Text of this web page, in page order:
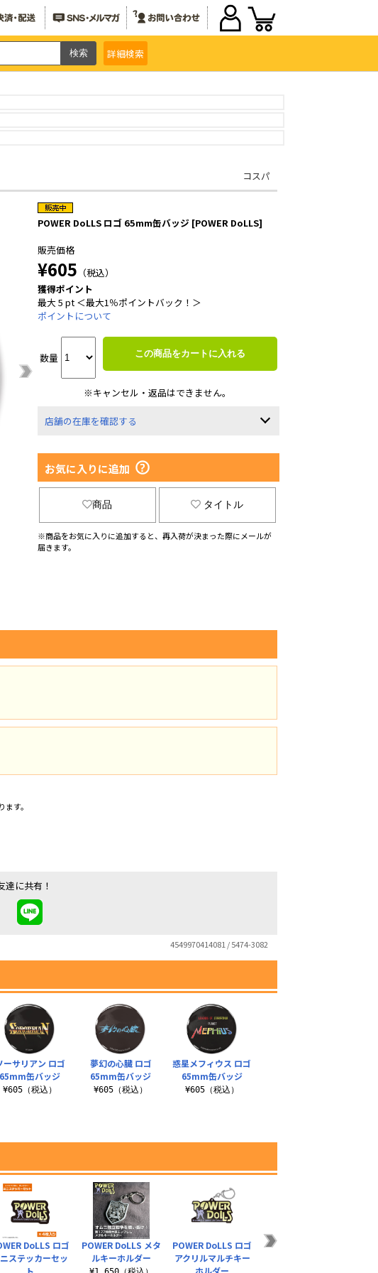
詳細検索
コスパ
POWER DoLLS ロゴ 65mm缶バッジ [POWER DoLLS]
販売価格
¥605 （税込）
獲得ポイント
最大 5 pt ＜最大1％ポイントバック！＞
ポイントについて
数量 この商品をカートに入れる
※キャンセル・返品はできません。
店舗の在庫を確認する
お気に入りに追加
商品 タイトル
※商品をお気に入りに追加すると、再入荷が決まった際にメールが
届きます。
す。
達に共有！
4549970414081 / 5474-3082
ーサリアン ロゴ
65mm缶バッジ
¥605（税込）
夢幻の心臓 ロゴ
65mm缶バッジ
¥605（税込）
惑星メフィウス ロゴ
65mm缶バッジ
¥605（税込）
DoLLS ロゴ
ステッカーセッ
POWER DoLLS メタ
ルキーホルダー
POWER DoLLS ロゴ
アクリルマルチキー
POWER DoLLS カラ